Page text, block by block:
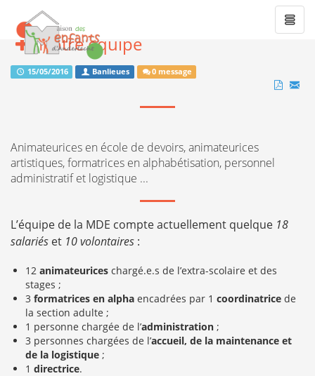
Toggle
Notre équipe
15/05/2016 Banlieues 0 message
Animateurices en école de devoirs, animateurices
artistiques, formatrices en alphabétisation, personnel
administratif et logistique ...
L’équipe de la MDE compte actuellement quelque 18
salariés et 10 volontaires :
12 animateurices chargé.e.s de l’extra-scolaire et des
stages ;
3 formatrices en alpha encadrées par 1 coordinatrice de
la section adulte ;
1 personne chargée de l’administration ;
3 personnes chargées de l’accueil, de la maintenance et
de la logistique ;
1 directrice.